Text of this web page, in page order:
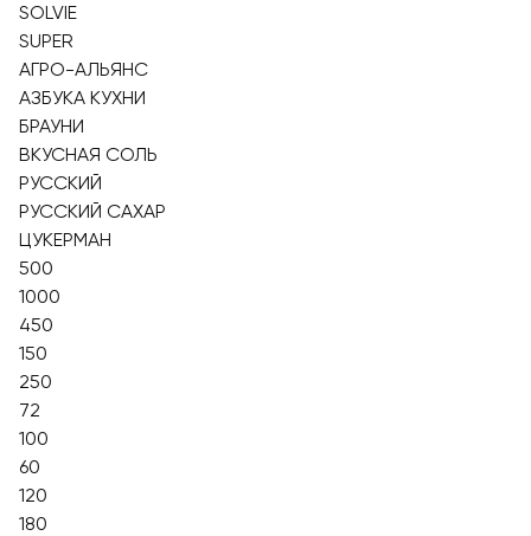
SOLVIE
SUPER
АГРО-АЛЬЯНС
АЗБУКА КУХНИ
БРАУНИ
ВКУСНАЯ СОЛЬ
РУССКИЙ
РУССКИЙ САХАР
ЦУКЕРМАН
500
1000
450
150
250
72
100
60
120
180